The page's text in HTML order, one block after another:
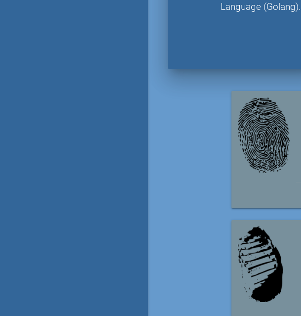
Language (Golang).